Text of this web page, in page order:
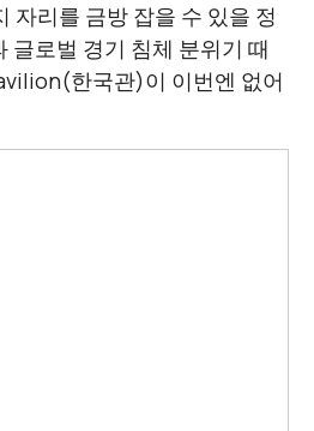
자리를 금방 잡을 수 있을 정
로벌 경기 침체 분위기 때
한국관)이 이번엔 없어